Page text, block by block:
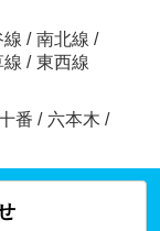
線 / 南北線 /
線 / 東西線
番 / 六本木 /